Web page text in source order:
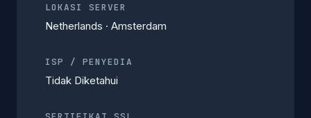
LOKASI SERVER
Netherlands · Amsterdam
ISP / PENYEDIA
Tidak Diketahui